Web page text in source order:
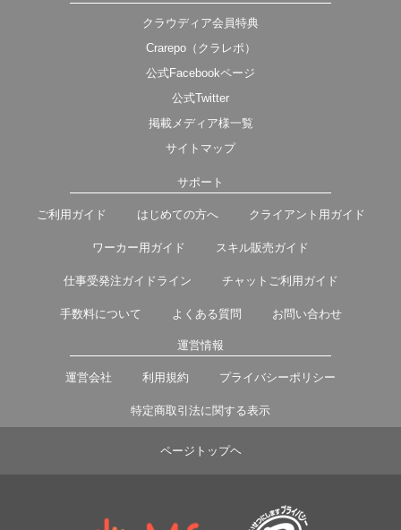
クラウディア会員特典
Crarepo（クラレポ）
公式Facebookページ
公式Twitter
掲載メディア様一覧
サイトマップ
サポート
ご利用ガイド はじめての方へ クライアント用ガイド
ワーカー用ガイド スキル販売ガイド
仕事受発注ガイドライン チャットご利用ガイド
手数料について よくある質問 お問い合わせ
運営情報
運営会社 利用規約 プライバシーポリシー
特定商取引法に関する表示
ページトップヘ